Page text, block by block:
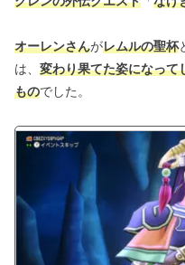
オーレンさんがレムルの聖杯
は、 変わり果てた姿になって
ものでした。